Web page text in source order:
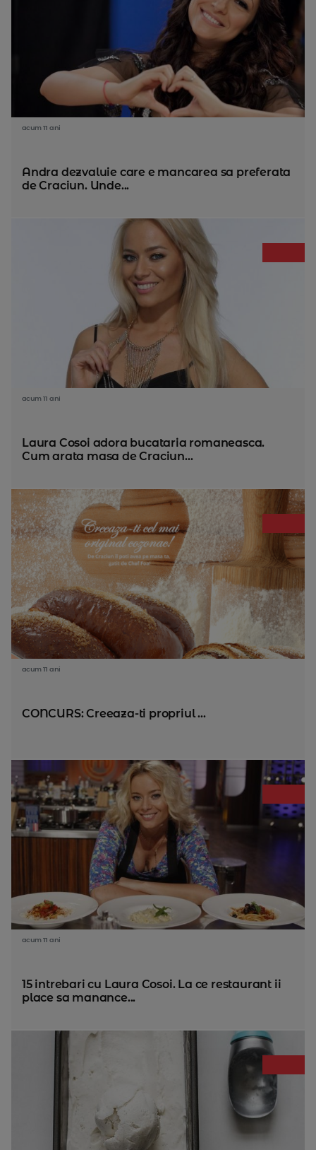
acum 11 ani
Andra dezvaluie care e mancarea sa preferata
de Craciun. Unde...
acum 11 ani
Laura Cosoi adora bucataria romaneasca.
Cum arata masa de Craciun...
acum 11 ani
CONCURS: Creeaza-ti propriul ...
acum 11 ani
15 intrebari cu Laura Cosoi. La ce restaurant ii
place sa manance...